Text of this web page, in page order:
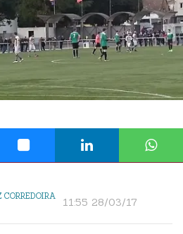
11:55 28/03/17